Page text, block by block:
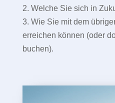
2. Welche Sie sich in
3. Wie Sie mit dem
erreichen können (oder
buchen).